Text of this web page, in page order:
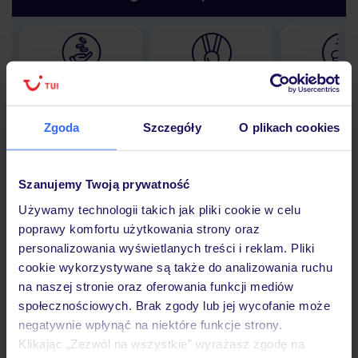
Zgoda Szczegóły O plikach cookies
Szanujemy Twoją prywatność
Używamy technologii takich jak pliki cookie w celu
poprawy komfortu użytkowania strony oraz
personalizowania wyświetlanych treści i reklam. Pliki
cookie wykorzystywane są także do analizowania ruchu
na naszej stronie oraz oferowania funkcji mediów
społecznościowych. Brak zgody lub jej wycofanie może
negatywnie wpłynąć na niektóre funkcje strony.
Klikając „Zezwól na wszystkie” wyrażasz zgodę na
Lider niskich cen 30 lat w
Hotel
Opinie
Pokoje